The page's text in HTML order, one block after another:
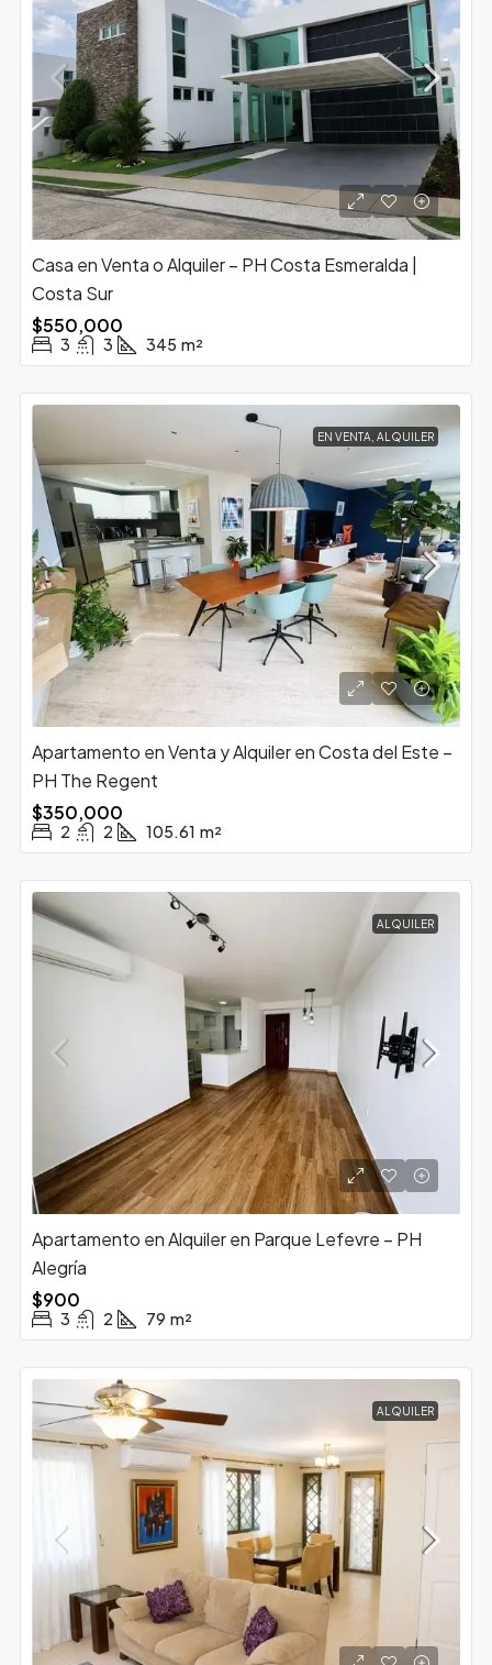
Casa en Venta o Alquiler – PH Costa Esmeralda |
Costa Sur
$550,000
3 3 345 m²
EN VENTA, ALQUILER
Apartamento en Venta y Alquiler en Costa del Este –
PH The Regent
$350,000
2 2 105.61 m²
ALQUILER
Apartamento en Alquiler en Parque Lefevre – PH
Alegría
$900
3 2 79 m²
ALQUILER